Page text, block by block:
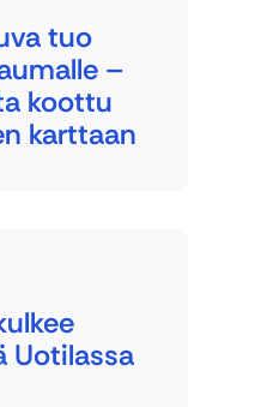
tuo
–
koottu
karttaan
Uotilassa